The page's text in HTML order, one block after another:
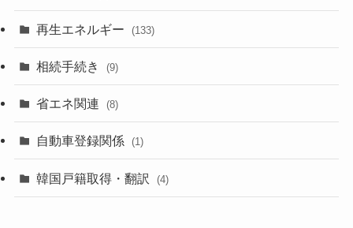
再生エネルギー (133)
相続手続き (9)
省エネ関連 (8)
自動車登録関係 (1)
韓国戸籍取得・翻訳 (4)